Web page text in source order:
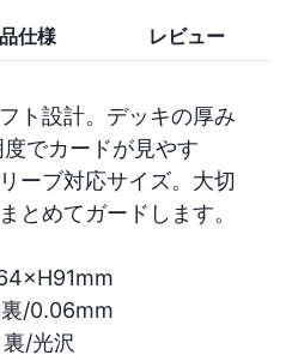
仕様 レビュー
ト設計。デッキの厚み
でカードが見やす
ーブ対応サイズ。大切
とめてガードします。
/0.06mm
/光沢